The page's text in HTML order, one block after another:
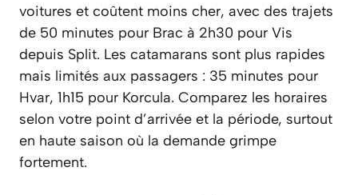
voitures et coûtent moins cher, avec des trajets
de 50 minutes pour Brac à 2h30 pour Vis
depuis Split. Les catamarans sont plus rapides
mais limités aux passagers : 35 minutes pour
Hvar, 1h15 pour Korcula. Comparez les horaires
selon votre point d’arrivée et la période, surtout
en haute saison où la demande grimpe
fortement.